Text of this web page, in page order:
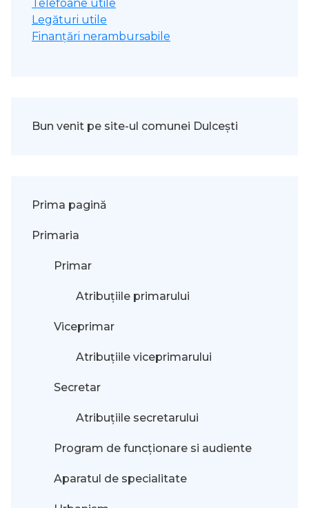
Telefoane utile
Legături utile
Finanțări nerambursabile
Bun venit pe site-ul comunei Dulcești
Prima pagină
Primaria
Primar
Atribuțiile primarului
Viceprimar
Atribuțiile viceprimarului
Secretar
Atribuțiile secretarului
Program de funcționare si audiente
Aparatul de specialitate